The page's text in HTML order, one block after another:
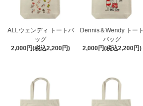
ALLウェンディ トートバ
ッグ
2,000円(税込2,200円)
Dennis＆Wendy トート
バッグ
2,000円(税込2,200円)